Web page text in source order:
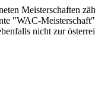
Meisterschaften
"WAC-
nicht zur